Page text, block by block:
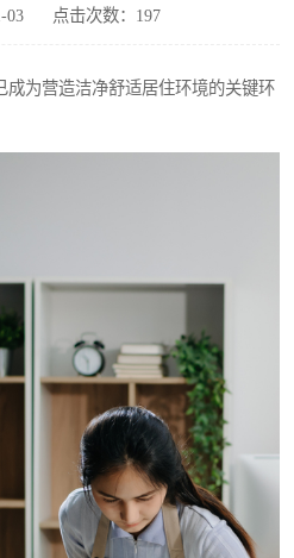
03 点击次数：197
为营造洁净舒适居住环境的关键环